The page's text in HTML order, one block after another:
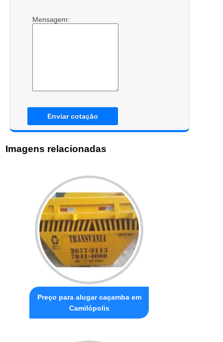
Mensagem:
Enviar cotação
Imagens relacionadas
Preço para alugar caçamba em
Camilópolis